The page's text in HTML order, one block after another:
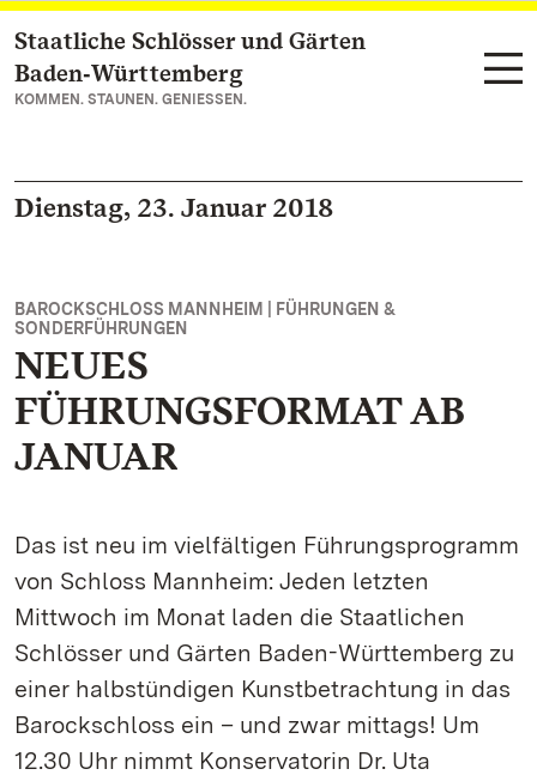
Zum Hauptinhalt springen
Staatliche Schlösser und Gärten
Baden‑Württemberg
KOMMEN. STAUNEN. GENIESSEN.
Dienstag, 23. Januar 2018
BAROCKSCHLOSS MANNHEIM | FÜHRUNGEN &
SONDERFÜHRUNGEN
NEUES
FÜHRUNGSFORMAT AB
JANUAR
Das ist neu im vielfältigen Führungsprogramm
von Schloss Mannheim: Jeden letzten
Mittwoch im Monat laden die Staatlichen
Schlösser und Gärten Baden-Württemberg zu
einer halbstündigen Kunstbetrachtung in das
Barockschloss ein – und zwar mittags! Um
12.30 Uhr nimmt Konservatorin Dr. Uta